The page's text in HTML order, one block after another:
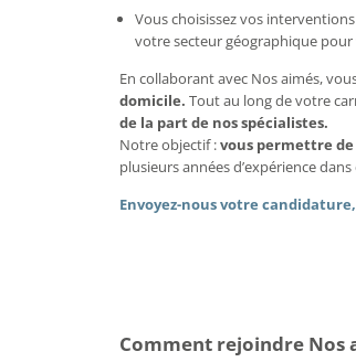
Vous choisissez vos
votre secteur géographique
En collaborant avec Nos aimés,
domicile. Tout au long de votre
de la part de nos spécialistes.
Notre objectif :vous permettre
plusieurs années d’expérience
Envoyez-nous votre
Comment rejoindre Nos